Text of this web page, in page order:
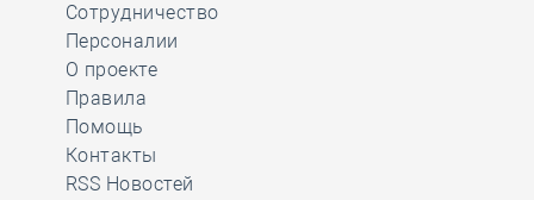
Сотрудничество
Персоналии
О проекте
Правила
Помощь
Контакты
RSS Новостей